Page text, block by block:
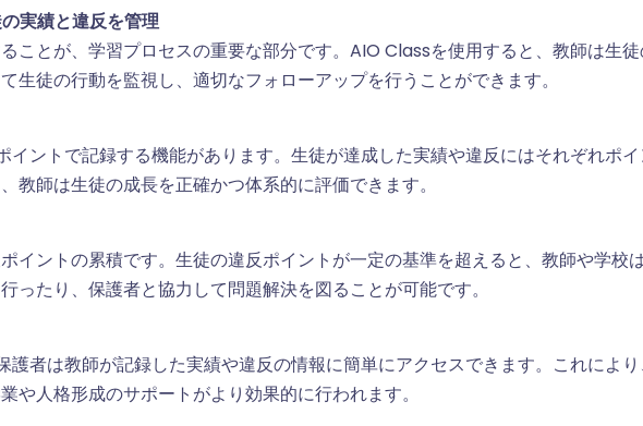
実績と違反を管理
ことが、学習プロセスの重要な部分です。AIO Classを使用すると、教師は生
生徒の行動を監視し、適切なフォローアップを行うことができます。
ントで記録する機能があります。生徒が達成した実績や違反にはそれぞれポ
教師は生徒の成長を正確かつ体系的に評価できます。
イントの累積です。生徒の違反ポイントが一定の基準を超えると、教師や学校
ったり、保護者と協力して問題解決を図ることが可能です。
者は教師が記録した実績や違反の情報に簡単にアクセスできます。これによ
や人格形成のサポートがより効果的に行われます。